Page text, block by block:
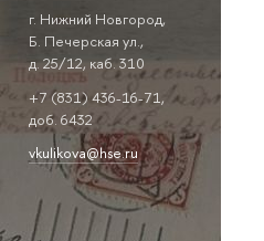
г. Нижний Новгород,
Б. Печерская ул.,
д. 25/12, каб. 310
+7 (831) 436-16-71,
доб. 6432
vkulikova@hse.ru